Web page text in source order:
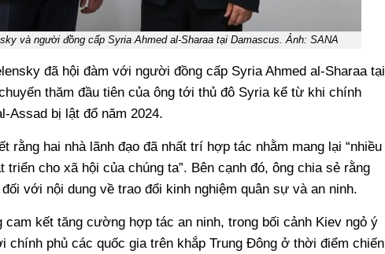
và người đồng cấp Syria Ahmed al-Sharaa tại Damascus. Ảnh: SANA
đã hội đàm với người đồng cấp Syria Ahmed al-Sharaa tại
thăm đầu tiên của ông tới thủ đô Syria kể từ khi chính
Assad bị lật đổ năm 2024.
rằng hai nhà lãnh đạo đã nhất trí hợp tác nhằm mang lại “nhiều
cho xã hội của chúng ta”. Bên cạnh đó, ông chia sẻ rằng
với nội dung về trao đổi kinh nghiệm quân sự và an ninh.
cam kết tăng cường hợp tác an ninh, trong bối cảnh Kiev ngỏ ý
chính phủ các quốc gia trên khắp Trung Đông ở thời điểm chiến